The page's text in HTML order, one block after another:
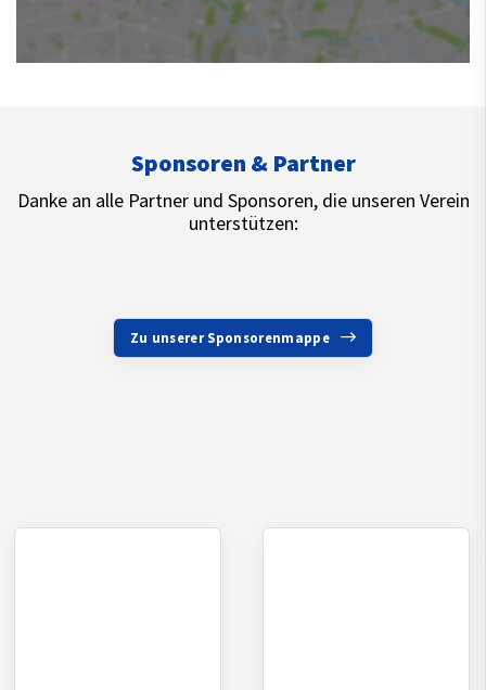
Sponsoren & Partner
Danke an alle Partner und Sponsoren, die unseren Verein
unterstützen:
Zu unserer Sponsorenmappe